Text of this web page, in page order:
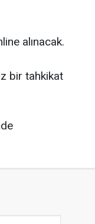
alınacak.
bir tahkikat